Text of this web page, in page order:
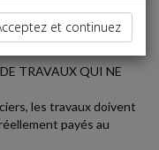
TRAVAUX QUI NE
les travaux doivent
payés au
et continuez